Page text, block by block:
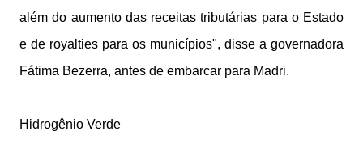
além do aumento das receitas tributárias para o Estado
e de royalties para os municípios", disse a governadora
Fátima Bezerra, antes de embarcar para Madri.
Hidrogênio Verde